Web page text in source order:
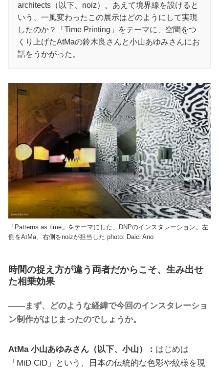
architects（以下、noiz）。あえて境界線を設けると
いう、一風変わったこの展示はどのようにして実現
したのか？「Time Printing」をテーマに、空間をつ
くり上げたAtMaの鈴木良さんと小山あゆみさんにお
話をうかがった。
「Patterns as time」をテーマにした、DNPのインスタレーション。左
側をAtMa、右側をnoizが担当した photo: Daici Ano
時間の捉え方が違う両者だからこそ、生み出せ
た相乗効果
——まず、どのような経緯で今回のインスタレーショ
ン制作がはじまったのでしょうか。
AtMa 小山あゆみさん（以下、小山）： はじめは
「MiD CiD」という、日本の伝統的な色彩や紋様を現